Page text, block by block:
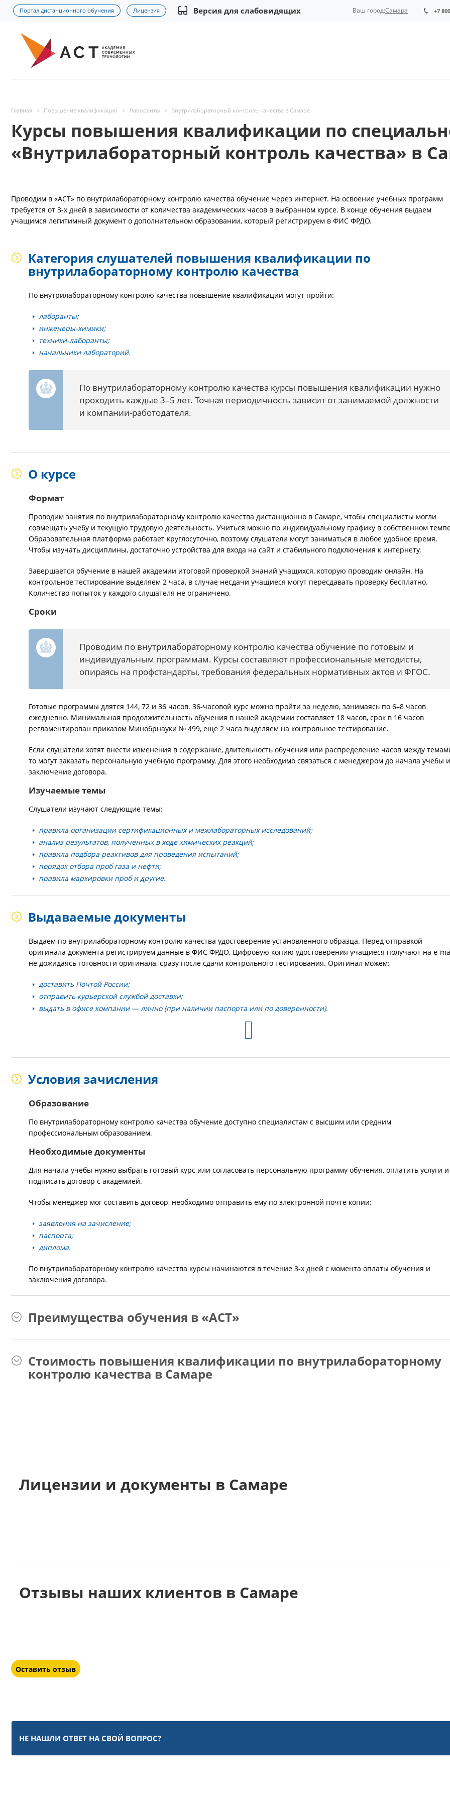
Портал дистанционного обучения Лицензия Версия для слабовидящих +7
Ваш город:Самара
Главная Повышение квалификации Лаборанты Внутрилабораторный контроль качества в Самаре
Курсы повышения квалификации по
«Внутрилабораторный контроль качества» в
Проводим в «АСТ» по внутрилабораторному контролю качества обучение через интернет. На освоение учебных программ
требуется от 3-х дней в зависимости от количества академических часов в выбранном курсе. В конце обучения выдаем
учащимся легитимный документ о дополнительном образовании, который регистрируем в ФИС ФРДО.
Категория слушателей повышения квалификации по
внутрилабораторному контролю качества
По внутрилабораторному контролю качества повышение квалификации могут пройти:
лаборанты;
инженеры-химики;
техники-лаборанты;
начальники лабораторий.
По внутрилабораторному контролю качества курсы повышения квалификации нужно
проходить каждые 3–5 лет. Точная периодичность зависит от занимаемой должности
и компании-работодателя.
О курсе
Формат
Проводим занятия по внутрилабораторному контролю качества дистанционно в Самаре, чтобы специалисты могли
совмещать учебу и текущую трудовую деятельность. Учиться можно по индивидуальному графику в собственном
Образовательная платформа работает круглосуточно, поэтому слушатели могут заниматься в любое удобное время.
Чтобы изучать дисциплины, достаточно устройства для входа на сайт и стабильного подключения к интернету.
Завершается обучение в нашей академии итоговой проверкой знаний учащихся, которую проводим онлайн. На
контрольное тестирование выделяем 2 часа, в случае несдачи учащиеся могут пересдавать проверку бесплатно.
Количество попыток у каждого слушателя не ограничено.
Сроки
Проводим по внутрилабораторному контролю качества обучение по готовым и
индивидуальным программам. Курсы составляют профессиональные методисты,
опираясь на профстандарты, требования федеральных нормативных актов и ФГОС.
Готовые программы длятся 144, 72 и 36 часов. 36-часовой курс можно пройти за неделю, занимаясь по 6–8 часов
ежедневно. Минимальная продолжительность обучения в нашей академии составляет 18 часов, срок в 16 часов
регламентирован приказом Минобрнауки № 499, еще 2 часа выделяем на контрольное тестирование.
Если слушатели хотят внести изменения в содержание, длительность обучения или распределение часов между
то могут заказать персональную учебную программу. Для этого необходимо связаться с менеджером до начала учебы и
заключение договора.
Изучаемые темы
Слушатели изучают следующие темы:
правила организации сертификационных и межлабораторных исследований;
анализ результатов, полученных в ходе химических реакций;
правила подбора реактивов для проведения испытаний;
порядок отбора проб газа и нефти;
правила маркировки проб и другие.
Выдаваемые документы
Выдаем по внутрилабораторному контролю качества удостоверение установленного образца. Перед отправкой
оригинала документа регистрируем данные в ФИС ФРДО. Цифровую копию удостоверения учащиеся получают на e-
не дожидаясь готовности оригинала, сразу после сдачи контрольного тестирования. Оригинал можем:
доставить Почтой России;
отправить курьерской службой доставки;
выдать в офисе компании — лично (при наличии паспорта или по доверенности).
Условия зачисления
Образование
По внутрилабораторному контролю качества обучение доступно специалистам с высшим или средним
профессиональным образованием.
Необходимые документы
Для начала учебы нужно выбрать готовый курс или согласовать персональную программу обучения, оплатить услуги и
подписать договор с академией.
Чтобы менеджер мог составить договор, необходимо отправить ему по электронной почте копии:
заявления на зачисление;
паспорта;
диплома.
По внутрилабораторному контролю качества курсы начинаются в течение 3-х дней с момента оплаты обучения и
заключения договора.
Преимущества обучения в «АСТ»
Стоимость повышения квалификации по внутрилабораторному
контролю качества в Самаре
Лицензии и документы в Самаре
Отзывы наших клиентов в Самаре
Оставить отзыв
НЕ НАШЛИ ОТВЕТ НА СВОЙ ВОПРОС?